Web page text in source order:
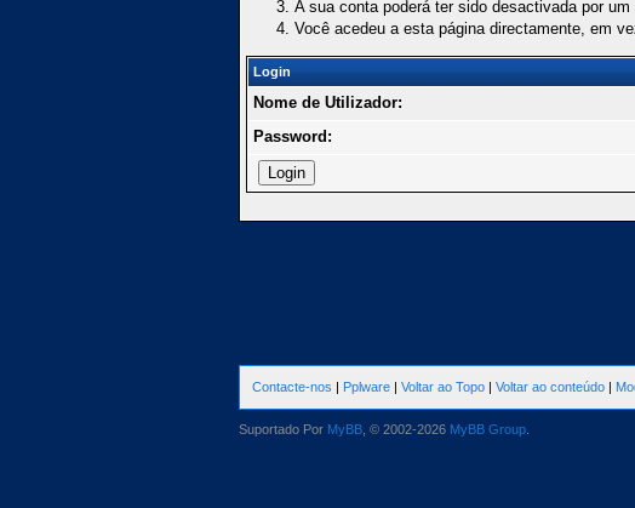
A sua conta poderá ter sido desactivada por
Você acedeu a esta página directamente, em
Login
Nome de Utilizador:
Password:
Contacte-nos | Pplware | Voltar ao Topo | Voltar ao conteúdo |
Suportado Por MyBB , © 2002-2026 MyBB Group